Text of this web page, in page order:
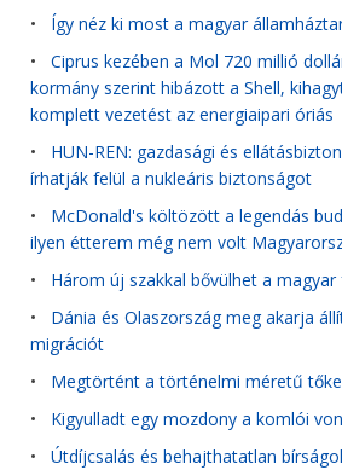
• Így néz ki most a magyar
• Ciprus kezében a Mol 720 millió
kormány szerint hibázott a Shell,
komplett vezetést az energiaipari óriás
• HUN-REN: gazdasági és
írhatják felül a nukleáris biztonságot
• McDonald's költözött a legendás
ilyen étterem még nem volt
• Három új szakkal bővülhet a
• Dánia és Olaszország meg akarja
migrációt
• Megtörtént a történelmi méretű
• Kigyulladt egy mozdony a komlói
• Útdíjcsalás és behajthatatlan